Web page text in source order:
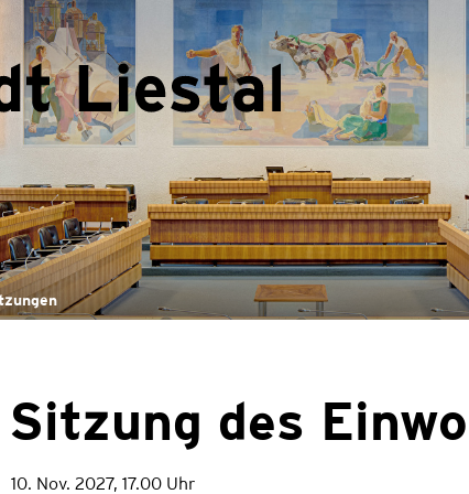
Liestal
(ausgewählt)
Sitzung des
10. Nov. 2027, 17.00 Uhr